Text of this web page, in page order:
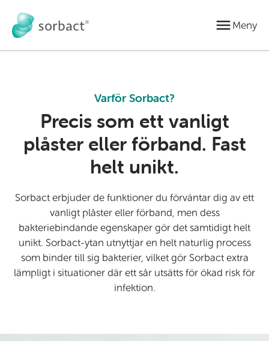
Meny
Varför Sorbact?
Precis som ett vanligt
plåster eller förband. Fast
helt unikt.
Sorbact erbjuder de funktioner du förväntar dig av ett
vanligt plåster eller förband, men dess
bakteriebindande egenskaper gör det samtidigt helt
unikt. Sorbact-ytan utnyttjar en helt naturlig process
som binder till sig bakterier, vilket gör Sorbact extra
lämpligt i situationer där ett sår utsätts för ökad risk för
infektion.